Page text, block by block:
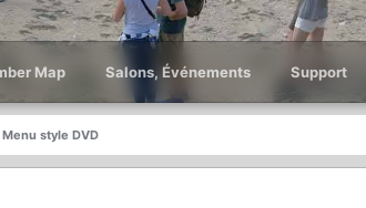
Map Salons, Événements Support
Menu style DVD